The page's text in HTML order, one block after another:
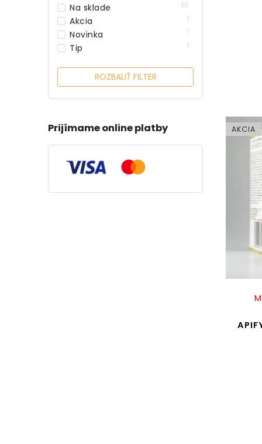
Na sklade 55
Akcia 1
Novinka 7
Tip 1
ROZBALIŤ FILTER
Prijímame online platby AKCIA